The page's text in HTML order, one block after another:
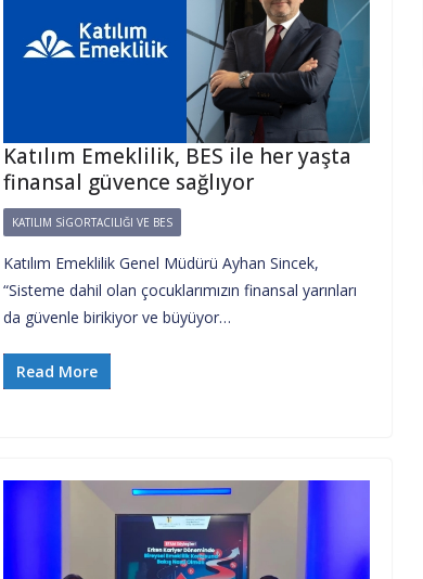
Katılım Emeklilik, BES ile her yaşta
finansal güvence sağlıyor
KATILIM SIGORTACILIĞI VE BES
Katılım Emeklilik Genel Müdürü Ayhan Sincek,
“Sisteme dahil olan çocuklarımızın finansal yarınları
da güvenle birikiyor ve büyüyor…
Read More